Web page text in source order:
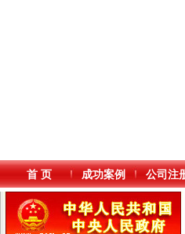
首 页 成功案例 公司注